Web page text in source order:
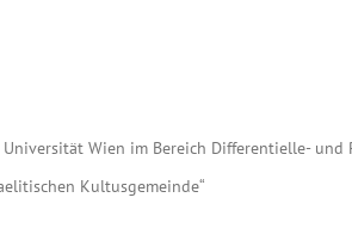
Wien im Bereich Differentielle- und
Kultusgemeinde“